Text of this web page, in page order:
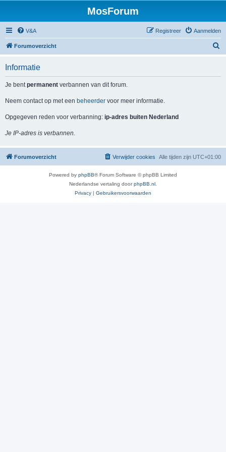
MosForum
V&A Aanmelden
Registreer
Forumoverzicht
Informatie
Je bentpermanent verbannen van dit forum.
Neem contact op met een beheerder voor meer informatie.
Opgegeven reden voor verbanning: ip-adres buiten Nederland
Je IP-adres is verbannen.
Forumoverzicht Alle tijden zijn UTC+01:00
Verwijder cookies
Powered by phpBB® Forum Software © phpBB Limited
Nederlandse vertaling doorphpBB.nl
Privacy | Gebruikersvoorwaarden